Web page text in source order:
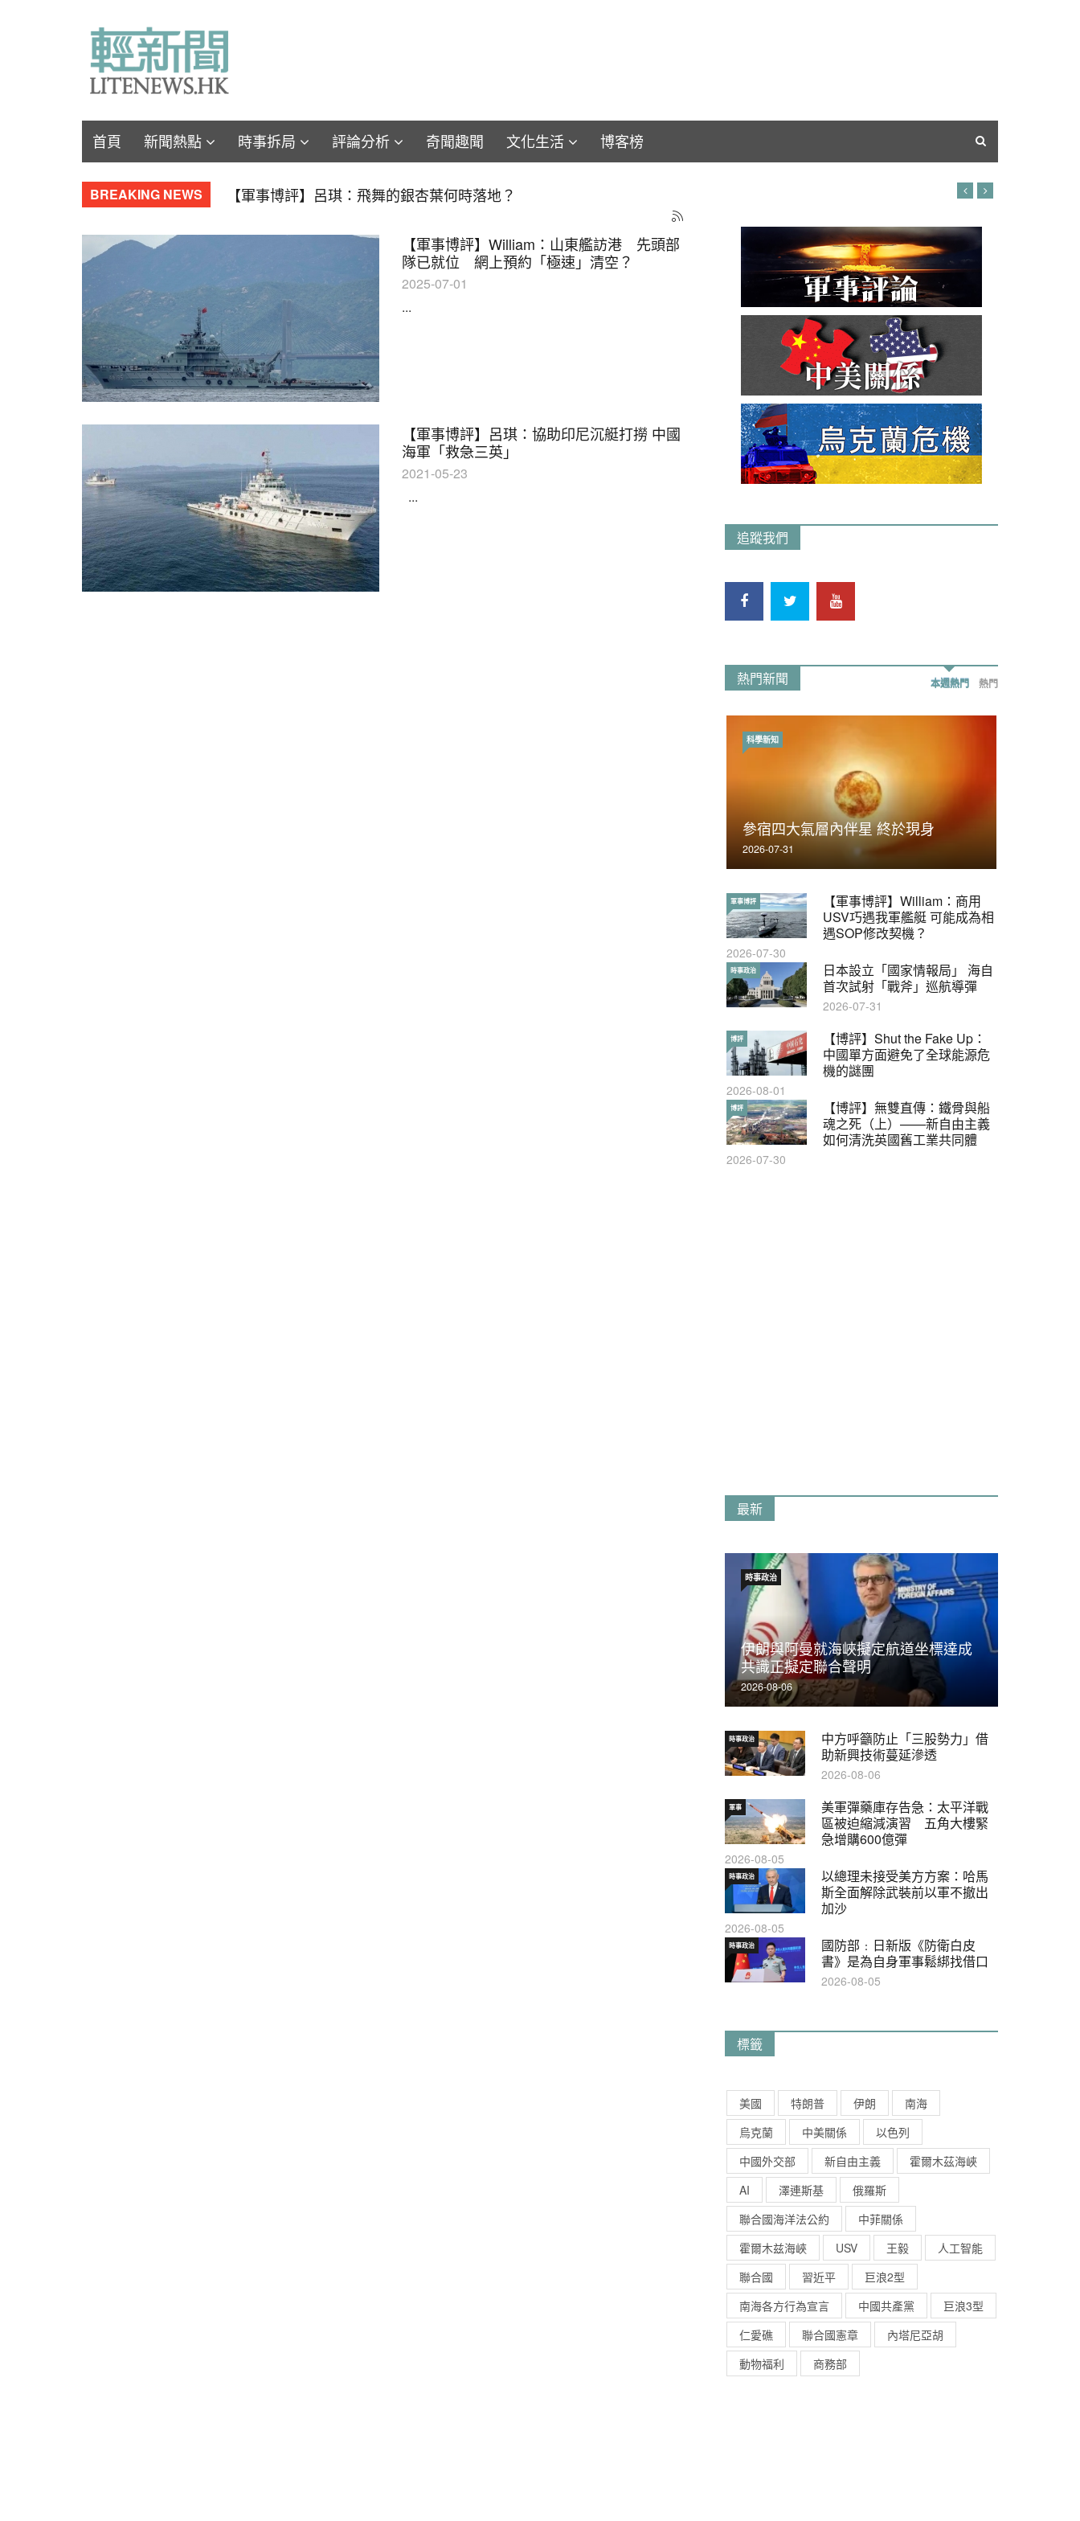
首頁 新聞熱點 時事拆局 評論分析 奇聞趣聞 文化生活 博客榜
BREAKING NEWS 【博評】無雙直傳：浴火與重生之路（下）——香港如何擺脫新自由主義陰魂
【軍事博評】William：山東艦訪港 先頭部
隊已就位 網上預約「極速」清空？
2025-07-01
...
【軍事博評】呂琪：協助印尼沉艇打撈 中國
海軍「救急三英」
2021-05-23
...
追蹤我們
熱門新聞 本週熱門 熱門
參宿四大氣層內伴星 終於現身
2026-07-31
科學新知
【軍事博評】William：商用
USV巧遇我軍艦艇 可能成為相
遇SOP修改契機？
軍事博評
2026-07-30
日本設立「國家情報局」 海自
首次試射「戰斧」巡航導彈
時事政治
2026-07-31
【博評】Shut the Fake Up：
中國單方面避免了全球能源危
機的謎團
博評
2026-08-01
【博評】無雙直傳：鐵骨與船
魂之死（上）——新自由主義
如何清洗英國舊工業共同體
博評
2026-07-30
荃灣反黑組「砌生豬肉」砌錯O記臥
底4警員被控
2019-11-01
時事政治
【輕百科】被抽中當陪審員能
拒絕嗎？
輕百科
2017-10-17
【輕盤點】集會遊行陸續有
來？一文盡覽8月示威活動
輕盤點
2019-08-30
本港保護兒童法例雜亂互相矛
盾家長易墮法網
特稿
2019-05-21
【輕百科】甚麼按摩院要領
牌？顧客涉及刑責嗎？
輕百科
2021-05-13
最新
伊朗與阿曼就海峽擬定航道坐標達成
共識正擬定聯合聲明
2026-08-06
時事政治
中方呼籲防止「三股勢力」借
助新興技術蔓延滲透
時事政治
2026-08-06
美軍彈藥庫存告急：太平洋戰
區被迫縮減演習 五角大樓緊
急增購600億彈
軍事
2026-08-05
以總理未接受美方方案：哈馬
斯全面解除武裝前以軍不撤出
加沙
時事政治
2026-08-05
國防部﹕日新版《防衛白皮
書》是為自身軍事鬆綁找借口
時事政治
2026-08-05
標籤
美國 特朗普 伊朗
南海
烏克蘭
中美關係
以色列
中國外交部
新自由主義
霍爾木茲海峽
AI
澤連斯基
俄羅斯
聯合國海洋法公約
中菲關係
霍爾木兹海峽
USV 王毅
人工智能
聯合國
習近平
巨浪2型
南海各方行為宣言
中國共產黨
巨浪3型
仁愛礁
聯合國憲章
內塔尼亞胡
動物福利
商務部